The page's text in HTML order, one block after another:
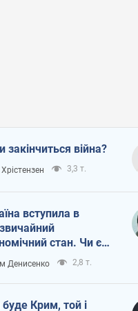
закінчиться війна?
3,3 т.
вступила в
стан. Чи є
вкінці тунелю?
Денисенко 2,8 т.
Крим, той і